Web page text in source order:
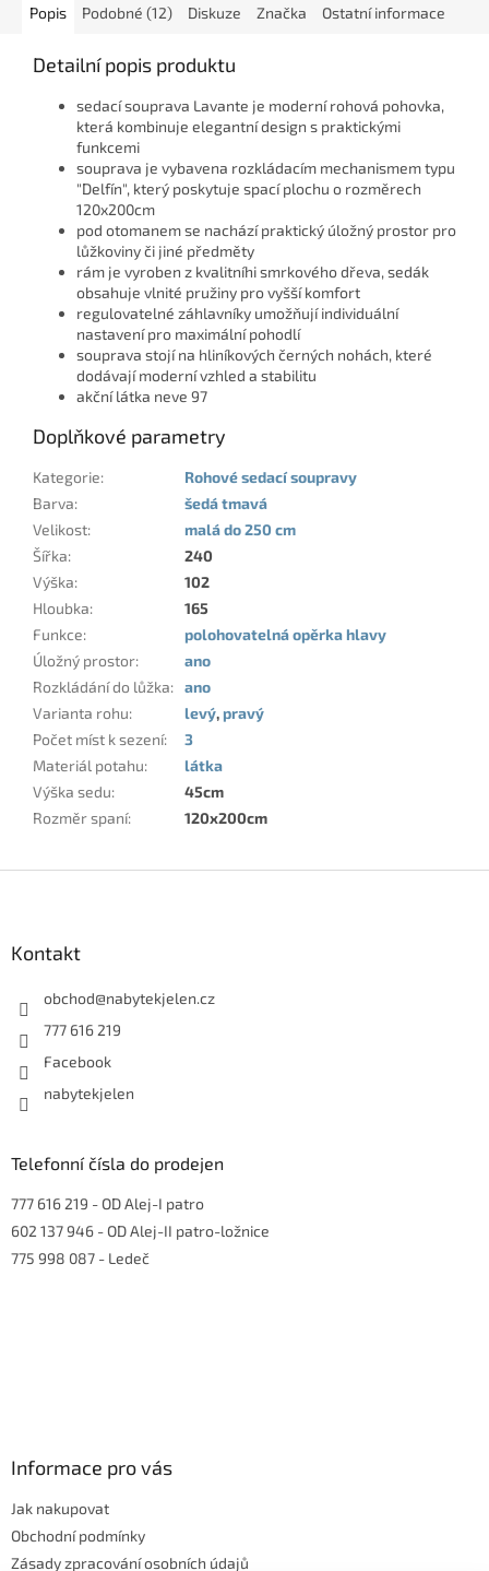
Popis Podobné (12) Diskuze Značka Ostatní informace
Detailní popis produktu
sedací souprava Lavante je moderní rohová pohovka,
která kombinuje elegantní design s praktickými
funkcemi
souprava je vybavena rozkládacím mechanismem typu
"Delfín", který poskytuje spací plochu o rozměrech
120x200cm
pod otomanem se nachází praktický úložný prostor pro
lůžkoviny či jiné předměty
rám je vyroben z kvalitníhi smrkového dřeva, sedák
obsahuje vlnité pružiny pro vyšší komfort
regulovatelné záhlavníky umožňují individuální
nastavení pro maximální pohodlí
souprava stojí na hliníkových černých nohách, které
dodávají moderní vzhled a stabilitu
akční látka neve 97
Doplňkové parametry
Kategorie:
Rohové sedací soupravy
Barva:
šedá tmavá
Velikost:
malá do 250 cm
Šířka:
240
Výška:
102
Hloubka:
165
Funkce:
polohovatelná opěrka hlavy
Úložný prostor:
ano
Rozkládání do lůžka: ano
Varianta rohu: levý,pravý
Počet míst k sezení:
3
Materiál potahu:
látka
Výška sedu:
45cm
Rozměr spaní: 120x200cm
Kontakt
obchod@nabytekjelen.cz
777 616 219
Facebook
nabytekjelen
Telefonní čísla do prodejen
777 616 219 - OD Alej-I patro
602 137 946 - OD Alej-II patro-ložnice
775 998 087 - Ledeč
Informace pro vás
Jak nakupovat
Obchodní podmínky
Zásady zpracování osobních údajů